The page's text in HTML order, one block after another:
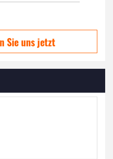
Sie uns jetzt